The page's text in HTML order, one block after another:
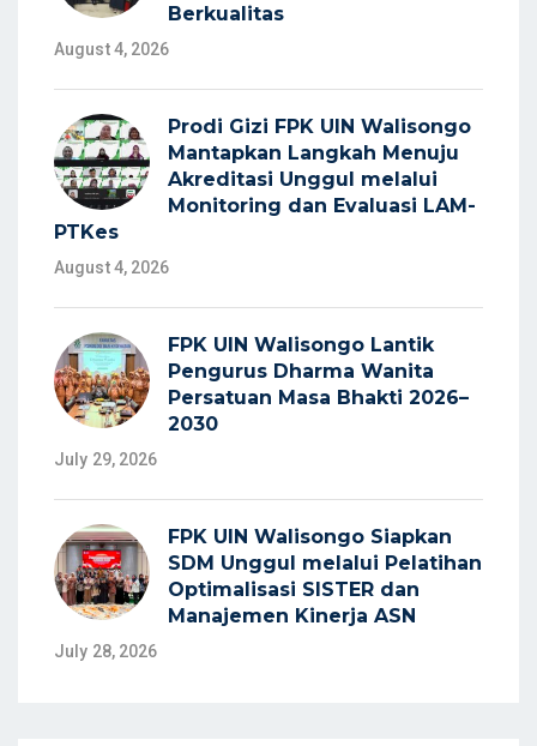
Berkualitas
August 4, 2026
Prodi Gizi FPK UIN Walisongo
Mantapkan Langkah Menuju
Akreditasi Unggul melalui
Monitoring dan Evaluasi LAM-
PTKes
August 4, 2026
FPK UIN Walisongo Lantik
Pengurus Dharma Wanita
Persatuan Masa Bhakti 2026–
2030
July 29, 2026
FPK UIN Walisongo Siapkan
SDM Unggul melalui Pelatihan
Optimalisasi SISTER dan
Manajemen Kinerja ASN
July 28, 2026